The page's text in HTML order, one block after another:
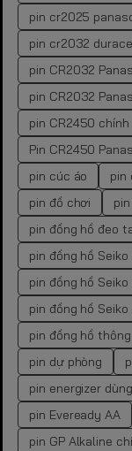
pin cr2025
pin cr2032
pin CR2032
pin CR2032
pin CR2450
Pin CR2450
pin cúc áo
pin
pin đồ chơi
pin đồng hồ đeo
pin đồng hồ
pin đồng hồ
pin đồng hồ
pin đồng hồ
pin dự phòng
pin energizer
pin Eveready AA
pin GP Alkaline